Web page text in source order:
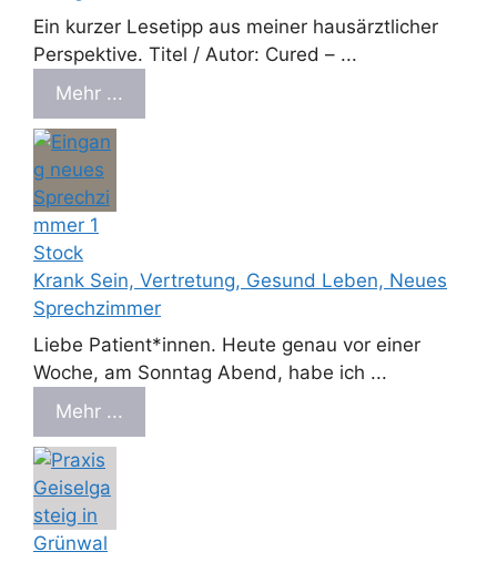
Ein kurzer Lesetipp aus meiner hausärztlicher
Perspektive. Titel / Autor: Cured – ...
Mehr ...
Krank Sein, Vertretung, Gesund Leben, Neues
Sprechzimmer
Liebe Patient*innen. Heute genau vor einer
Woche, am Sonntag Abend, habe ich ...
Mehr ...